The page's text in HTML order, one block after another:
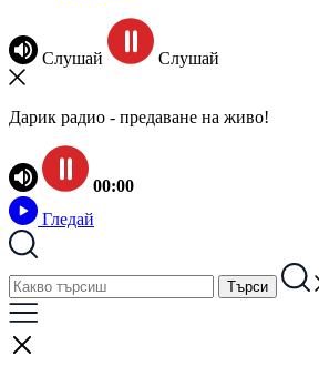
Слушай Слушай
Дарик радио - предаване на живо!
00:00
Гледай